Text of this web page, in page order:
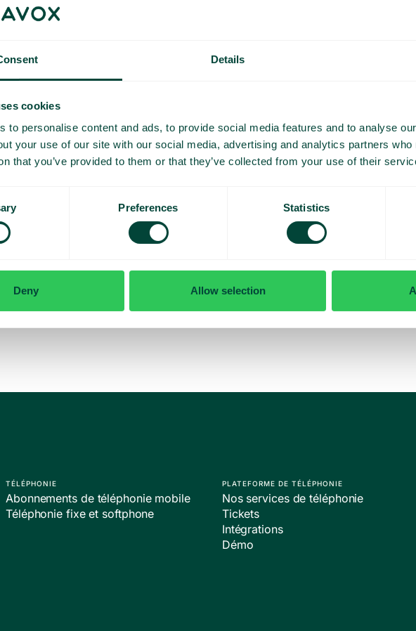
Details
cookies
to personalise content and ads, to provide social media features and to analyse
your use of our site with our social media, advertising and analytics partners
that you’ve provided to them or that they’ve collected from your use of their
Preferences Statistics
Deny Allow selection
démo et
mesure
équipe
TÉLÉPHONIE
Abonnements de téléphonie mobile
Téléphonie fixe et softphone
PLATEFORME DE TÉLÉPHONIE
Nos services de téléphonie
Tickets
Intégrations
Démo